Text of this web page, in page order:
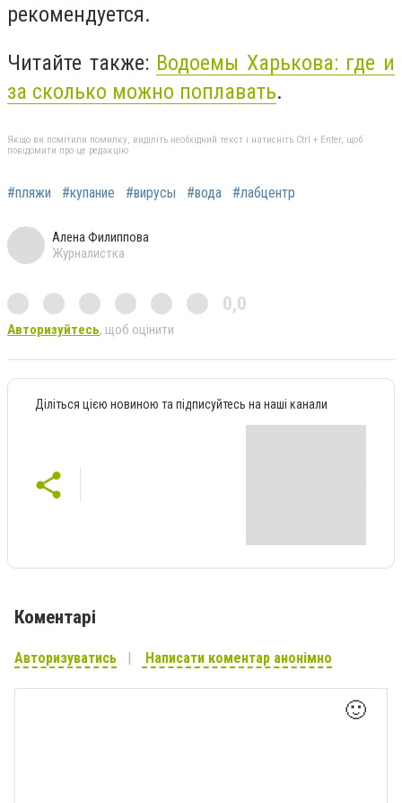
рекомендуется.
Читайте также: Водоемы Харькова: где и
за сколько можно поплавать.
Якщо ви помітили помилку, виділіть необхідний текст і натисніть Ctrl + Enter, щоб
повідомити про це редакцію
#пляжи #купание #вирусы #вода #лабцентр
Алена Филиппова
Журналистка
0,0
Авторизуйтесь, щоб оцінити
Діліться цією новиною та підписуйтесь на наші канали
Коментарі
Авторизуватись Написати коментар анонімно
🙂